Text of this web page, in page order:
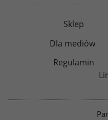
Sklep
Dla mediów
Regulamin